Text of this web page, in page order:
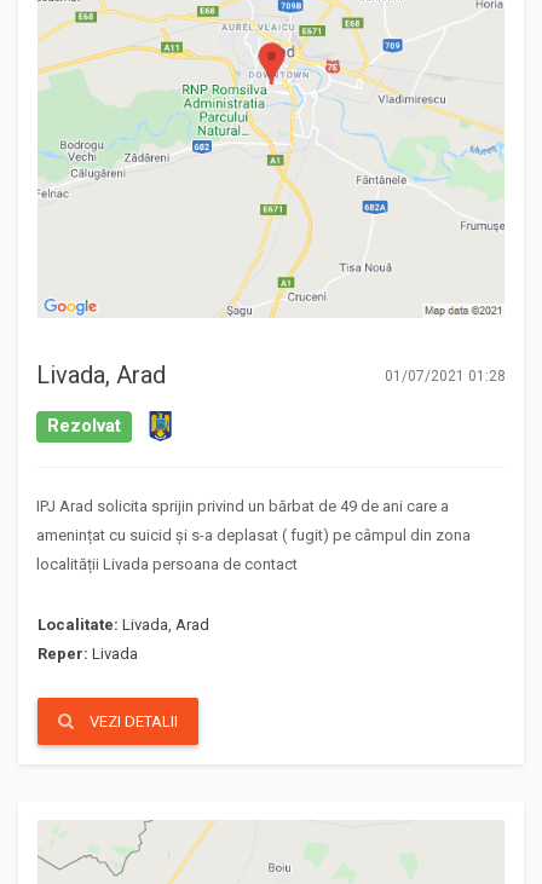
Livada, Arad 01/07/2021 01:28
Rezolvat
IPJ Arad solicita sprijin privind un bărbat de 49 de ani care a
amenințat cu suicid și s-a deplasat ( fugit) pe câmpul din zona
localității Livada persoana de contact
Localitate: Livada, Arad
Reper: Livada
VEZI DETALII